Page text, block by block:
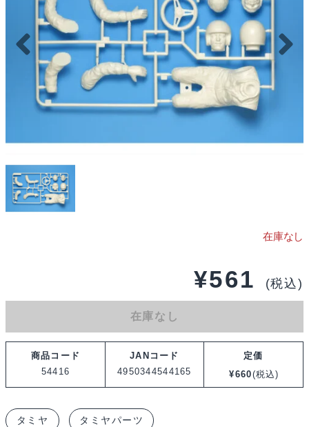
お問い合わせ
ブログ
¥561 (税込)
在庫なし
商品コード
54416
JANコード
4950344544165
定価
¥660(税込)
タミヤ タミヤパーツ